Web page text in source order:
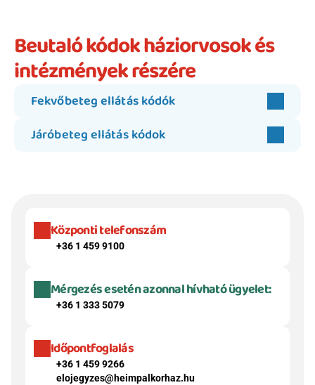
Intézet
Szülőknek
Gyerekeknek
HEIM Akadémia
Beutaló kódok háziorvosok és
intézmények részére
Fekvőbeteg ellátás kódók
Járóbeteg ellátás kódok
Központi telefonszám
+36 1 459 9100
Mérgezés esetén azonnal hívható ügyelet:
+36 1 333 5079
Időpontfoglalás
+36 1 459 9266
elojegyzes@heimpalkorhaz.hu